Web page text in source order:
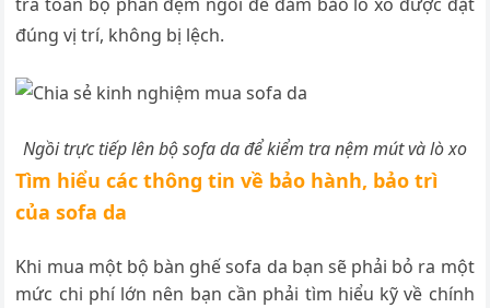
đúng vị trí, không bị lệch.
Ngồi trực tiếp lên bộ sofa da để kiểm tra nệm mút và lò xo
Tìm hiểu các thông tin về bảo hành, bảo trì
của sofa da
Khi mua một bộ bàn ghế sofa da bạn sẽ phải bỏ ra một
mức chi phí lớn nên bạn cần phải tìm hiểu kỹ về chính